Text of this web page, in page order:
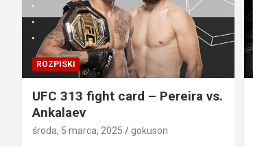
ROZPISKI
UFC 313 fight card – Pereira vs.
Ankalaev
środa, 5 marca, 2025 gokuson